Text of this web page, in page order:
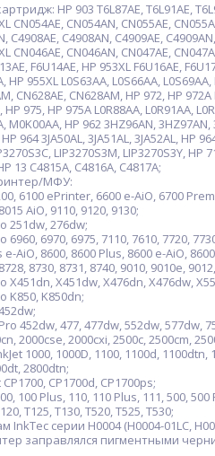
HP 903 T6L87AE, T6L91AE,
CN054AE, CN054AN, CN055AE,
C4908AE, C4908AN, C4909AE,
CN046AE, CN046AN, CN047AE,
F6U14AE, HP 953XL F6U16AE,
HP 955XL L0S63AA, L0S66AA,
CN628AE, CN628AM, HP 972, HP
HP 975, HP 975A L0R88AA, L0R91AA,
M0K00AA, HP 962 3HZ96AN, 3HZ97AN,
964 3JA50AL, 3JA51AL, 3JA52AL, HP
LIP3270S3M, LIP3270S3Y, HP
13 C4815A, C4816A, C4817A;
МФУ:
6100 ePrinter, 6600 e-AiO, 6700
AiO, 9110, 9120, 9130;
251dw, 276dw;
6970, 6975, 7110, 7610, 7720,
e-AiO, 8600, 8600 Plus, 8600 e-AiO,
8730, 8731, 8740, 9010, 9010e,
X451dn, X451dw, X476dn, X476dw,
K850, K850dn;
452dw, 477, 477dw, 552dw, 577dw,
2000cse, 2000cxi, 2500c, 2500cm,
1000, 1000D, 1100, 1100d, 1100dtn,
2800dtn;
CP1700d, CP1700ps;
100 Plus, 110, 110 Plus, 111, 500, 500
T125, T130, T520, T525, T530;
серии H0004 (H0004-01LC,
заправлялся пигментными